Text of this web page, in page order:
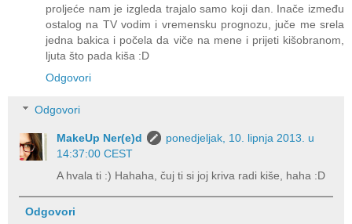
proljeće nam je izgleda trajalo samo koji dan. Inače između
ostalog na TV vodim i vremensku prognozu, juče me srela
jedna bakica i počela da viče na mene i prijeti kišobranom,
ljuta što pada kiša :D
Odgovori
Odgovori
MakeUp Ner(e)d
ponedjeljak, 10. lipnja 2013. u
14:37:00 CEST
A hvala ti :) Hahaha, čuj ti si joj kriva radi kiše, haha :D
Odgovori